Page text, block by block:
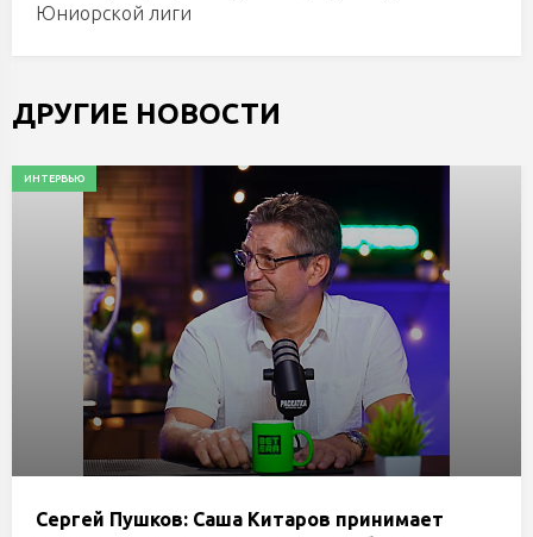
Юниорской лиги
ДРУГИЕ НОВОСТИ
ИНТЕРВЬЮ
Сергей Пушков: Саша Китаров принимает